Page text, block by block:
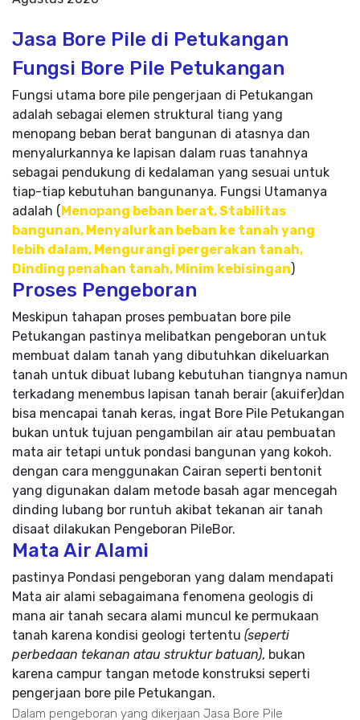
Jasa Bore Pile di Petukangan
Fungsi Bore Pile Petukangan
Fungsi utama bore pile pengerjaan di Petukangan
adalah sebagai elemen struktural tiang yang
menopang beban berat bangunan di atasnya dan
menyalurkannya ke lapisan dalam ruas tanahnya
sebagai pendukung di kedalaman yang sesuai untuk
tiap-tiap kebutuhan bangunanya. Fungsi Utamanya
adalah ( Menopang beban berat, Stabilitas
bangunan, Menyalurkan beban ke tanah yang
lebih dalam, Mengurangi pergerakan tanah,
Dinding penahan tanah, Minim kebisingan)
Proses Pengeboran
Meskipun tahapan proses pembuatan bore pile
Petukangan pastinya melibatkan pengeboran untuk
membuat dalam tanah yang dibutuhkan dikeluarkan
tanah untuk dibuat lubang kebutuhan tiangnya namun
terkadang menembus lapisan tanah berair (akuifer)dan
bisa mencapai tanah keras, ingat Bore Pile Petukangan
bukan untuk tujuan pengambilan air atau pembuatan
mata air tetapi untuk pondasi bangunan yang kokoh.
dengan cara menggunakan Cairan seperti bentonit
yang digunakan dalam metode basah agar mencegah
dinding lubang bor runtuh akibat tekanan air tanah
disaat dilakukan Pengeboran PileBor.
Mata Air Alami
pastinya Pondasi pengeboran yang dalam mendapati
Mata air alami sebagaimana fenomena geologis di
mana air tanah secara alami muncul ke permukaan
tanah karena kondisi geologi tertentu (seperti
perbedaan tekanan atau struktur batuan), bukan
karena campur tangan metode konstruksi seperti
pengerjaan bore pile Petukangan.
Dalam pengeboran yang dikerjaan Jasa Bore Pile